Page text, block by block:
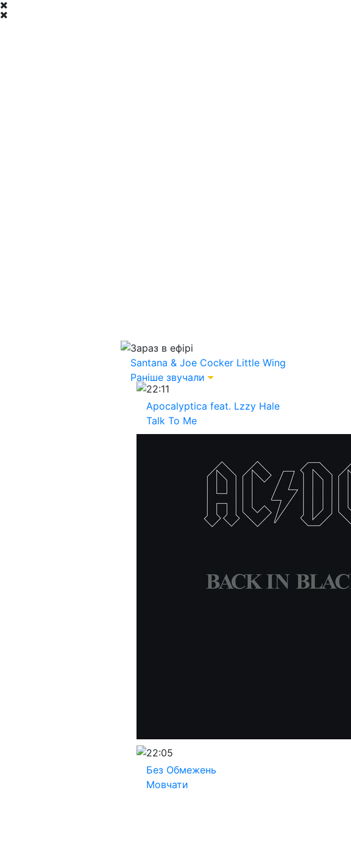
Зараз в ефірі
Santana & Joe Cocker Little Wing
Раніше звучали
22:11
Apocalyptica feat. Lzzy Hale
Talk To Me
22:05
Без Обмежень
Мовчати